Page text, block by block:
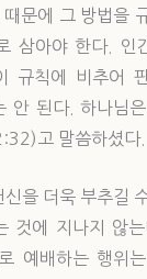
문에 그 방법을
삼아야 한다.
규칙에 비추어
안 된다. 하나님
고 말씀하셨다.
을 더욱 부추길
것에 지나지 않
예배하는 행위